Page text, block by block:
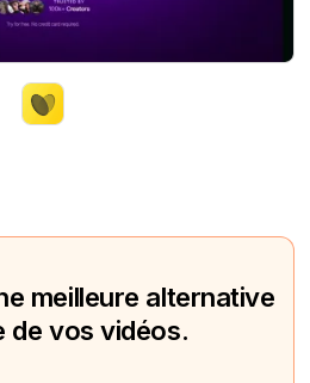
meilleure alternative
de vos vidéos.